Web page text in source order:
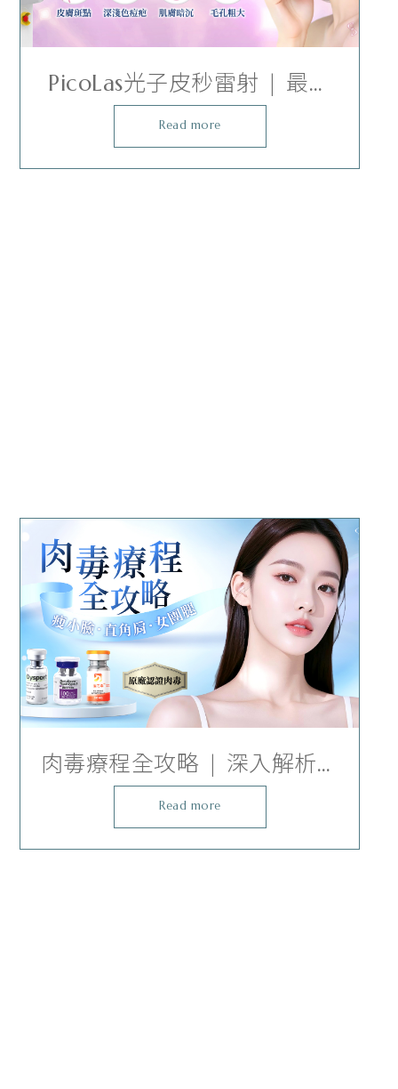
PicoLas光子皮秒雷射 | 最適
合台灣人膚質的雷射
Read more
肉毒療程全攻略 | 深入解析品
牌、適用部位與長效秘訣
Read more